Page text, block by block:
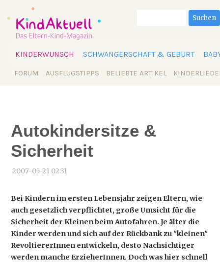
überspringen
KINDERWUNSCH SCHWANGERSCHAFT & GEBURT
Navigation
FORUM AUSFLUGSTIPPS BELIEBTE ARTIKEL
Suchen
Autokindersitze &
Sicherheit
2007-05-21 02:31
Bei Kindern im ersten Lebensjahr zeigen Eltern, wie
auch gesetzlich verpflichtet, große Umsicht für die
Sicherheit der Kleinen beim Autofahren. Je älter die
Kinder werden und sich auf der Rückbank zu "kleinen"
RevoltiererInnen entwickeln, desto Nachsichtiger
werden manche ErzieherInnen. Doch was hier schnell